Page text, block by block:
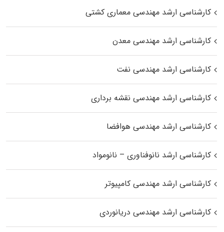
کارشناسی ارشد مهندسی معماری کشتی
کارشناسی ارشد مهندسی معدن
کارشناسی ارشد مهندسی نفت
کارشناسی ارشد مهندسی نقشه برداری
کارشناسی ارشد مهندسی هوافضا
کارشناسی ارشد نانوفناوری – نانومواد
کارشناسی ارشد مهندسی کامپیوتر
کارشناسی ارشد مهندسی دریانوردی